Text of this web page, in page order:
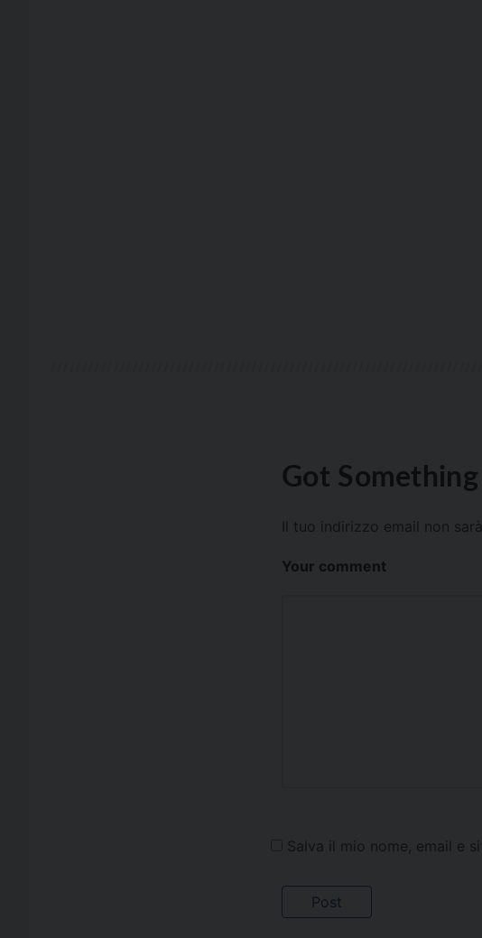
Got Something
Il tuo indirizzo email non
Your comment
Salva il mio nome, email e